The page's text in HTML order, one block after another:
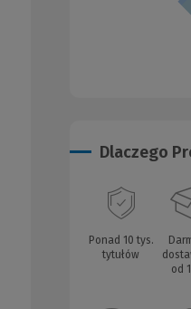
Dlaczego
Ponad 10 tys.
tytułów
od